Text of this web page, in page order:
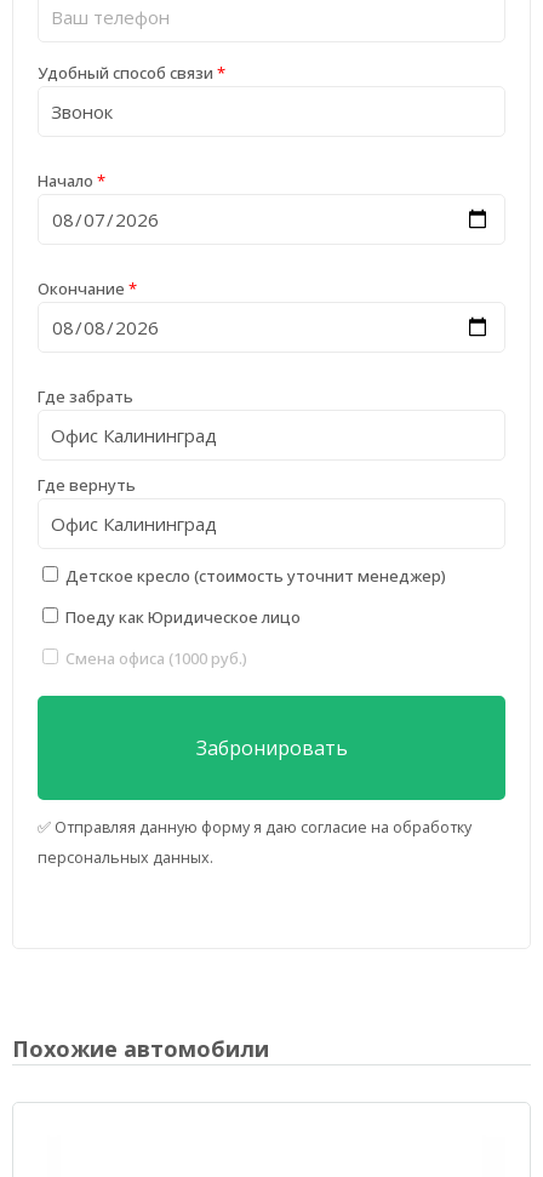
Удобный способ связи *
Начало *
Окончание *
Где забрать
Где вернуть
Детское кресло (стоимость уточнит менеджер)
Поеду как Юридическое лицо
Смена офиса (1000 руб.)
✅ Отправляя данную форму я даю согласие на обработку
персональных данных.
Похожие автомобили